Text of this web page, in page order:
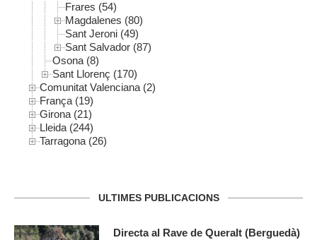
Frares (54)
Magdalenes (80)
Sant Jeroni (49)
Sant Salvador (87)
Osona (8)
Sant Llorenç (170)
Comunitat Valenciana (2)
França (19)
Girona (21)
Lleida (244)
Tarragona (26)
ULTIMES PUBLICACIONS
Directa al Rave de Queralt (Berguedà)